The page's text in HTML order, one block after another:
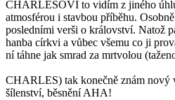
CHARLESOVI to vidím z jiného
atmosférou i stavbou příběhu.
posledními verši o království. Natož
hanba církvi a vůbec všemu co ji
ní táhne jak smrad za mrtvolou
CHARLES) tak konečně znám nový
šílenství, běsnění AHA!